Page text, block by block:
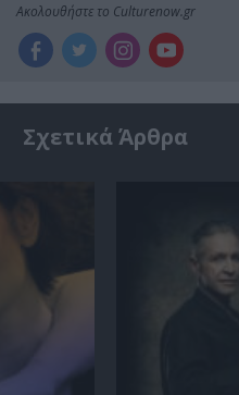
Ακολουθήστε το Culturenow.gr
Σχετικά Άρθρα